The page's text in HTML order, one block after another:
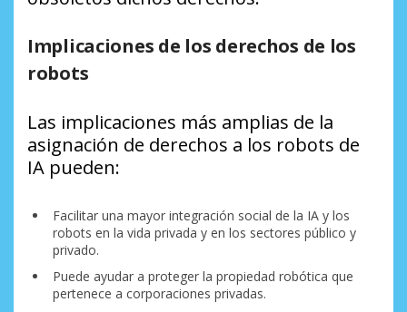
Implicaciones de los derechos de los
robots
Las implicaciones más amplias de la
asignación de derechos a los robots de
IA pueden:
Facilitar una mayor integración social de la IA y los
robots en la vida privada y en los sectores público y
privado.
Puede ayudar a proteger la propiedad robótica que
pertenece a corporaciones privadas.